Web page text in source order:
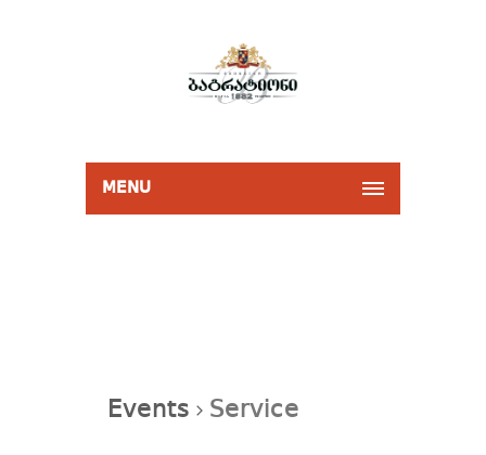
MENU
Events Service